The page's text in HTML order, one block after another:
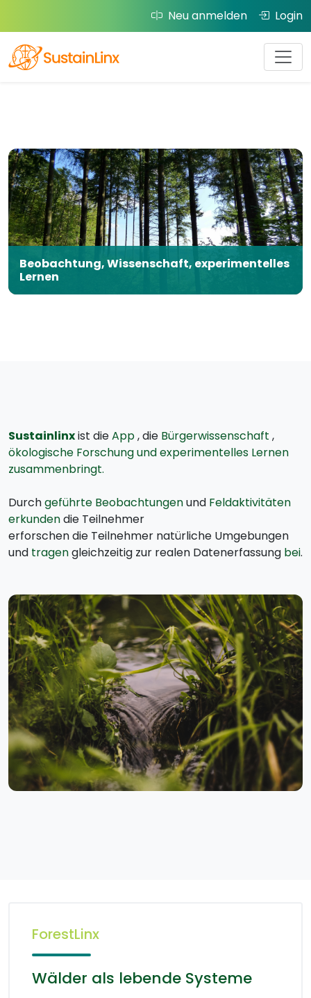
Neu anmelden Login
Beobachtung, Wissenschaft, experimentelles
Lernen
Sustainlinxist dieApp, die Bürgerwissenschaft ,
ökologische Forschung und experimentelles Lernen
zusammenbringt.
Durchgeführte Beobachtungenund Feldaktivitäten
erkundendie Teilnehmer
erforschen die Teilnehmer natürliche Umgebungen
und tragengleichzeitig zur realen Datenerfassung bei.
ForestLinx
Wälder als lebende Systeme